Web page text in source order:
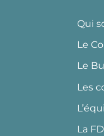
Qui
Le
Le
Les
La